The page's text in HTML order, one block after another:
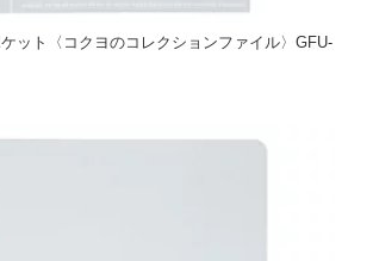
ット〈コクヨのコレクションファイル〉GFU-